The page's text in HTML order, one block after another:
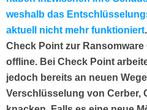
weshalb das
aktuell nicht mehr funktioniert
Check Point zur
offline. Bei Check Point
jedoch bereits an neuen
Verschlüsselung von Cerber,